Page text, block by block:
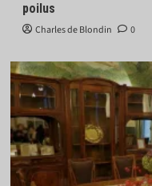
poilus
Charles de Blondin 0